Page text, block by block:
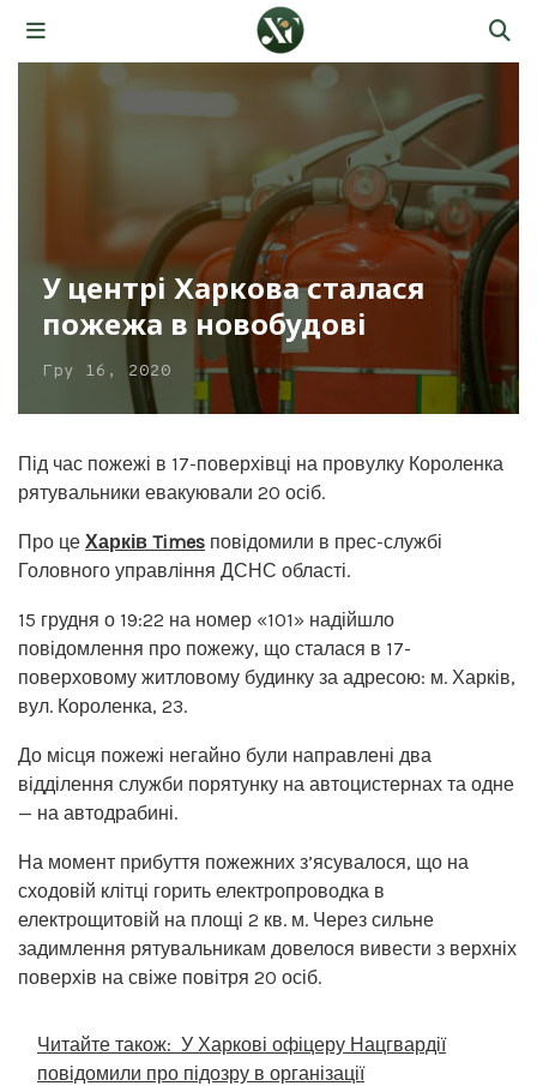
У центрі Харкова сталася
пожежа в новобудові
Гру 16, 2020
Під час пожежі в 17-поверхівці на провулку Короленка
рятувальники евакуювали 20 осіб.
Про це Харків Times повідомили в прес-службі
Головного управління ДСНС області.
15 грудня о 19:22 на номер «101» надійшло
повідомлення про пожежу, що сталася в 17-
поверховому житловому будинку за адресою: м. Харків,
вул. Короленка, 23.
До місця пожежі негайно були направлені два
відділення служби порятунку на автоцистернах та одне
— на автодрабині.
На момент прибуття пожежних з’ясувалося, що на
сходовій клітці горить електропроводка в
електрощитовій на площі 2 кв. м. Через сильне
задимлення рятувальникам довелося вивести з верхніх
поверхів на свіже повітря 20 осіб.
Читайте також: У Харкові офіцеру Нацгвардії
повідомили про підозру в організації